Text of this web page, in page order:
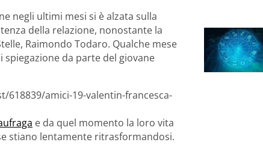
negli ultimi mesi si è alzata sulla
della relazione, nonostante la
Raimondo Todaro. Qualche mese
spiegazione da parte del giovane
618839/amici-19-valentin-francesca-
e da quel momento la loro vita
stiano lentamente ritrasformandosi.